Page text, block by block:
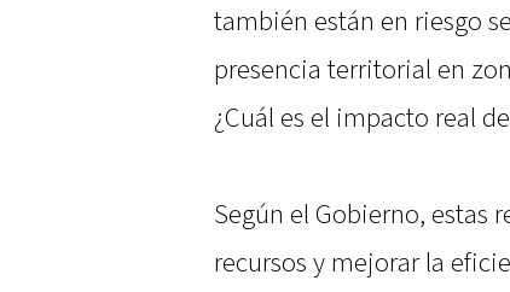
también están en riesgo
presencia territorial en
¿Cuál es el impacto real
Según el Gobierno, estas
recursos y mejorar la